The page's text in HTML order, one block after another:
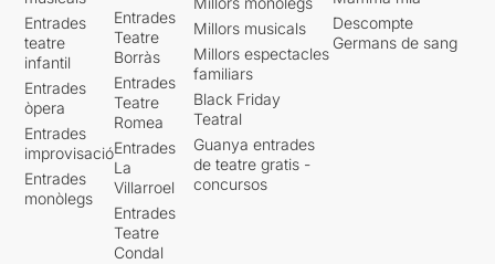
Entrades
teatre
infantil
Entrades
òpera
Entrades
improvisació
Entrades
monòlegs
Entrades
Teatre
Borràs
Entrades
Teatre
Romea
Entrades
La
Villarroel
Entrades
Teatre
Condal
Millors musicals
Millors espectacles
familiars
Black Friday
Teatral
Guanya entrades
de teatre gratis -
concursos
Descompte
Germans de sang